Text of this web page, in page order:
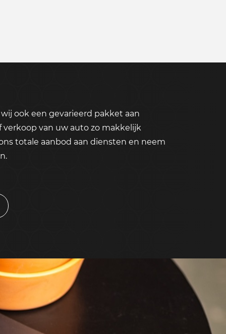
ook een gevarieerd pakket aan
verkoop van uw auto zo makkelijk
totale aanbod aan diensten en neem